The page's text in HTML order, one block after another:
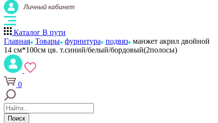
Каталог В пути
Главная Товары фурнитура подвяз манжет акрил двойной
14 см*100см цв. т.синий/белый/бордовый(2полосы)
0
Поиск